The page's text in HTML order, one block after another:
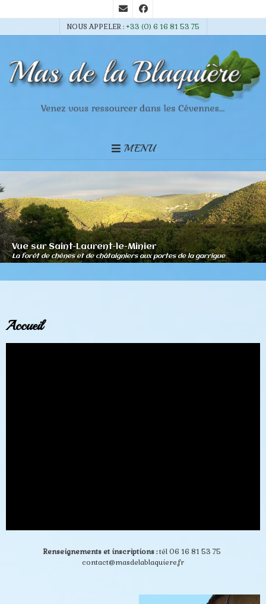
NOUS APPELER :+33 (0) 6 16 81 53 75
MENU
Vue sur Saint-Laurent-le-Minier
La forêt de chênes et de châtaigniers aux portes de la garrigue
Accueil
Renseignements et inscriptions :tél 06 16 81 53 75
contact@masdelablaquiere.fr